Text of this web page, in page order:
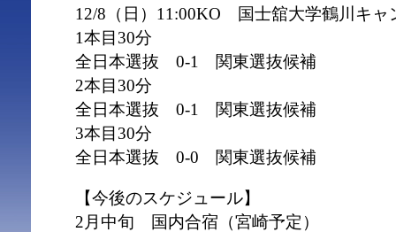
12/8（日）11:00KO 国士舘大学鶴川キャ
1本目30分
全日本選抜 0-1 関東選抜候補
2本目30分
全日本選抜 0-1 関東選抜候補
3本目30分
全日本選抜 0-0 関東選抜候補
【今後のスケジュール】
2月中旬 国内合宿（宮崎予定）